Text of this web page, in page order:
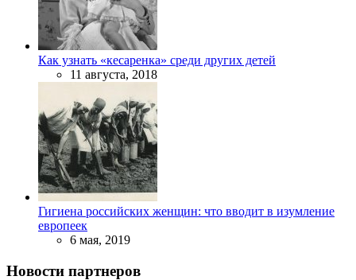
Как узнать «кесаренка» среди других детей
11 августа, 2018
Гигиена российских женщин: что вводит в изумление
европеек
6 мая, 2019
Новости партнеров